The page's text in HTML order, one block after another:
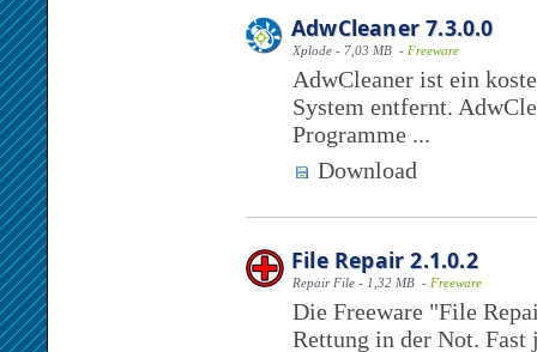
AdwCleaner 7.3.0.0
Xplode - 7,03 MB - Freeware
AdwCleaner ist ein
System entfernt.
Programme ...
Download
File Repair 2.1.0.2
Repair File - 1,32 MB - Freeware
Die Freeware "File
Rettung in der Not. Fast